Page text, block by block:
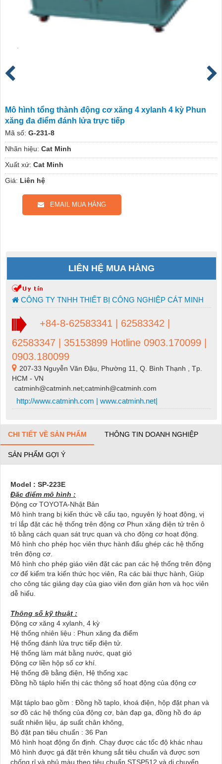
Mô hình tổng thành động cơ xăng 4 xylanh 4 kỳ Phun
xăng đa điểm đánh lửa trực tiếp
Mã số: G-231-8
Nhãn hiệu: Cat Minh
Xuất xứ: Cat Minh
Giá: Liên hệ
EMAIL MUA HÀNG
LIÊN HỆ MUA HÀNG
CÔNG TY TNHH THIẾT BỊ CÔNG NGHIỆP CÁT MINH
+84-8-62583341 | 62583342 |
62583347 | 35153899 Hotline 0903.170099 |
0903.180099
207-33 Nguyễn Văn Đậu, Phường 11, Q. Bình Thạnh , Tp.
HCM - VN
catminh@catminh.net;catminh@catminh.com
http://www.catminh.com | www.catminh.net|
CHI TIẾT VỀ SẢN PHẨM THÔNG TIN DOANH NGHIỆP
SẢN PHẨM GỢI Ý
Model : SP-223E
Đặc điểm mô hình :
Động cơ TOYOTA-Nhật Bản
Mô hình trang bị kiến thức về cấu tạo, nguyên lý hoạt động, vị
trí lắp đặt các hệ thống trên động cơ Phun xăng điện tử trên ô
tô bằng cách quan sát trực quan và cho động cơ hoạt động.
Mô hình cho phép học viên thực hành đấu ghép các hệ thống
trên động cơ.
Mô hình cho phép giáo viên đặt các pan các hệ thống trên động
cơ để kiểm tra kiến thức học viên, Ra các bài thực hành, Giúp
cho công tác giảng dạy của giao viên đơn giản hơn và học viên
dễ hiểu.
Thông số kỹ thuật :
Động cơ xăng 4 xylanh, 4 kỳ
Hệ thống nhiên liệu : Phun xăng đa điểm
Hệ thống đánh lửa trực tiếp điện tử.
Hệ thống làm mát bằng nước, quạt gió
Động cơ liền hộp số cơ khí.
Hệ thống đề bằng điện, Hệ thống xạc
Đồng hồ táplo hiển thị các thông số hoạt động của động cơ
Mặt táplo bao gồm : Đồng hồ taplo, khoá điện, hộp đặt phan và
sơ đồ các hệ thống của động cơ, bàn đạp ga, đồng hồ đo áp
suất nhiên liệu, áp suất chân không,
Bộ đặt pan tiêu chuẩn : 36 Pan
Mô hình hoạt động ổn định. Chạy được các tốc độ khác nhau
Mô hình được gá đặt trên khung sắt tiêu chuẩn và được sơn
chống rỉ và phủ màu theo tiêu chuẩn STSP512.và di chuyển